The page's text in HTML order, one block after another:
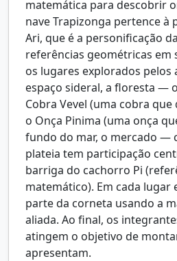
matemática para descobrir
nave Trapizonga pertence à
Ari, que é a personificação
referências geométricas em
os lugares explorados pelos
espaço sideral, a floresta —
Cobra Vevel (uma cobra
o Onça Pinima (uma onça
fundo do mar, o mercado —
plateia tem participação
barriga do cachorro Pi
matemático). Em cada lugar
parte da corneta usando a
aliada. Ao final, os
atingem o objetivo de
apresentam.